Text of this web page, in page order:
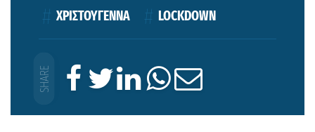
ΧΡΙΣΤΟΥΓΕΝΝΑ LOCKDOWN